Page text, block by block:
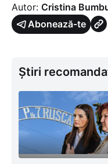
Autor: Cristina
Abonează-te
Știri